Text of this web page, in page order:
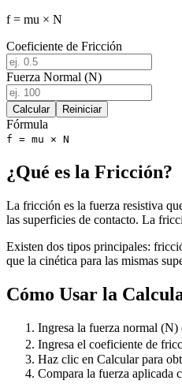
f = mu × N
Coeficiente de Fricción
Fuerza Normal (N)
Calcular Reiniciar
Fórmula
f = mu × N
¿Qué es la Fricción?
La fricción es la fuerza resistiva
las superficies de contacto. La
Existen dos tipos principales:
que la cinética para las mismas
Cómo Usar la
Ingresa la fuerza normal
Ingresa el coeficiente de
Haz clic en Calcular para
Compara la fuerza aplicada